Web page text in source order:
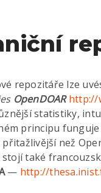
repozitáře lze
OpenDOARhttp://
statistiky,
principu
než
také
— http://